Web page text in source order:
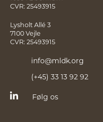
CVR: 25493915
Lysholt Allé 3
7100 Vejle
CVR: 25493915
info@mldk.org
(+45) 33 13 92 92
Følg os